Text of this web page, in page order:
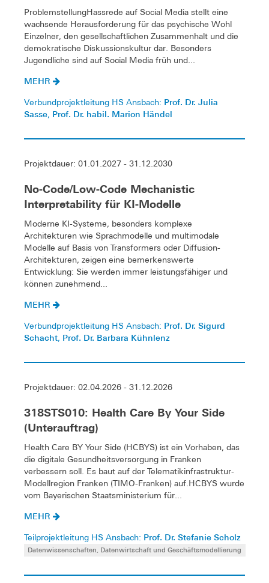
ProblemstellungHassrede auf Social Media stellt eine
wachsende Herausforderung für das psychische Wohl
Einzelner, den gesellschaftlichen Zusammenhalt und die
demokratische Diskussionskultur dar. Besonders
Jugendliche sind auf Social Media früh und...
MEHR
Verbundprojektleitung HS Ansbach: Prof. Dr. Julia
Sasse, Prof. Dr. habil. Marion Händel
Projektdauer: 01.01.2027 - 31.12.2030
No-Code/Low-Code Mechanistic
Interpretability für KI-Modelle
Moderne KI-Systeme, besonders komplexe
Architekturen wie Sprachmodelle und multimodale
Modelle auf Basis von Transformers oder Diffusion-
Architekturen, zeigen eine bemerkenswerte
Entwicklung: Sie werden immer leistungsfähiger und
können zunehmend...
MEHR
Verbundprojektleitung HS Ansbach: Prof. Dr. Sigurd
Schacht, Prof. Dr. Barbara Kühnlenz
Projektdauer: 02.04.2026 - 31.12.2026
318STS010: Health Care By Your Side
(Unterauftrag)
Health Care BY Your Side (HCBYS) ist ein Vorhaben, das
die digitale Gesundheitsversorgung in Franken
verbessern soll. Es baut auf der Telematikinfrastruktur-
Modellregion Franken (TIMO-Franken) auf.HCBYS wurde
vom Bayerischen Staatsministerium für...
MEHR
Teilprojektleitung HS Ansbach: Prof. Dr. Stefanie Scholz
Datenwissenschaften, Datenwirtschaft und Geschäftsmodellierung